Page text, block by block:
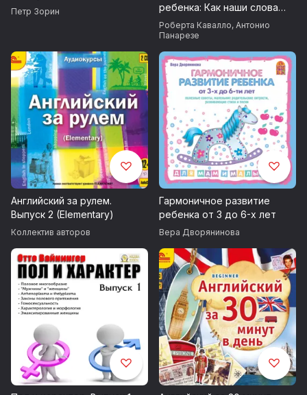
Петр Зорин
ребенка: Как наши слова
влияют на судьбу детей
Роберта Кавалло, Антонио
Панарезе
Английский за рулем.
Выпуск 2 (Elementary)
Коллектив авторов
Гармоничное развитие
ребенка от 3 до 6-х лет
Вера Дворянинова